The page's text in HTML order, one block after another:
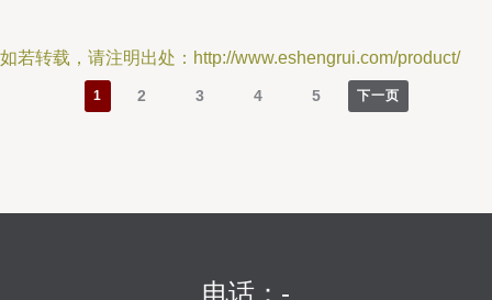
如若转载，请注明出处：http://www.eshengrui.com/product/
1 2 3 4 5 下一页
电话：-